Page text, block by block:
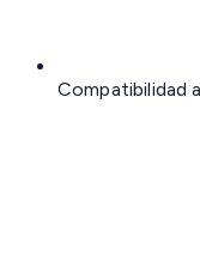
Compatibilidad